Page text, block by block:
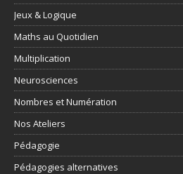
Jeux & Logique
Maths au Quotidien
Multiplication
Neurosciences
Nombres et Numération
Nos Ateliers
Pédagogie
Pédagogies alternatives